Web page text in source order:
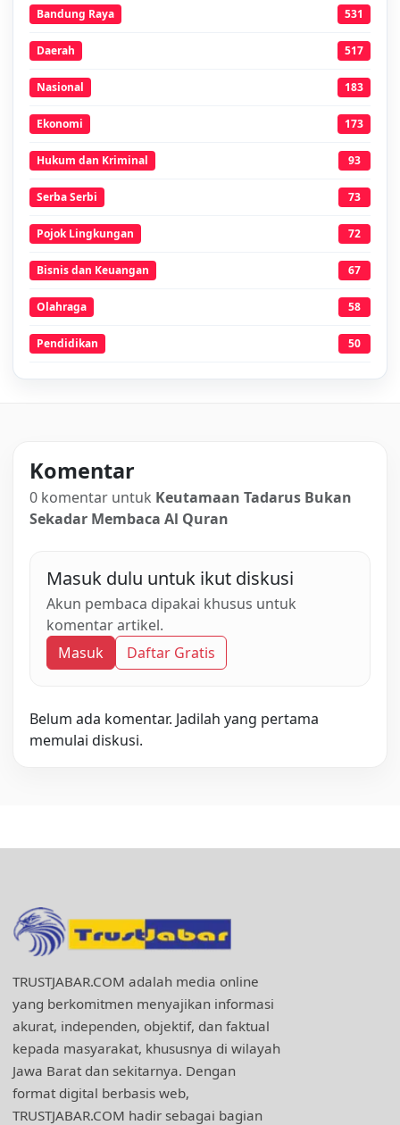
Bandung Raya 531
Daerah 517
Nasional 183
Ekonomi 173
Hukum dan Kriminal 93
Serba Serbi 73
Pojok Lingkungan 72
Bisnis dan Keuangan 67
Olahraga 58
Pendidikan 50
Komentar
0 komentar untuk Keutamaan Tadarus Bukan
Sekadar Membaca Al Quran
Masuk dulu untuk ikut diskusi
Akun pembaca dipakai khusus untuk
komentar artikel.
Masuk
Daftar Gratis
Belum ada komentar. Jadilah yang pertama
memulai diskusi.
TRUSTJABAR.COM adalah media online
yang berkomitmen menyajikan informasi
akurat, independen, objektif, dan faktual
kepada masyarakat, khususnya di wilayah
Jawa Barat dan sekitarnya. Dengan
format digital berbasis web,
TRUSTJABAR.COM hadir sebagai bagian